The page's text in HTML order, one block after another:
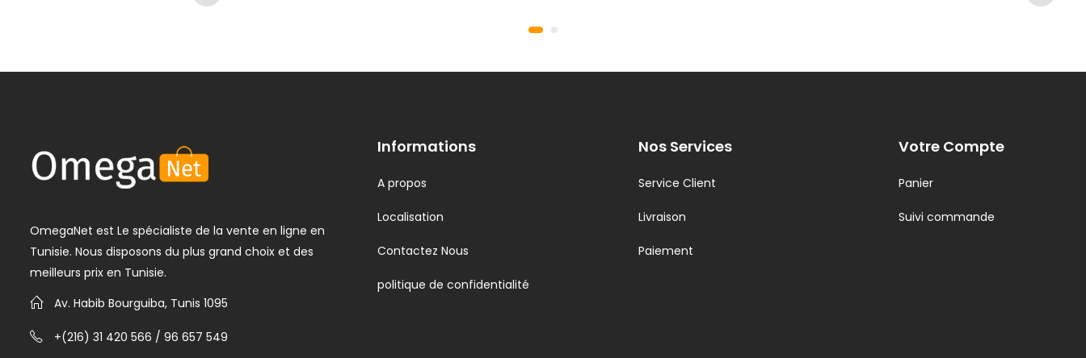
OmegaNet est Le spécialiste de la vente en ligne en
Tunisie. Nous disposons du plus grand choix et des
meilleurs prix en Tunisie.
Av. Habib Bourguiba, Tunis 1095
+(216) 31 420 566 / 96 657 549
Informations
A propos
Localisation
Contactez Nous
politique de confidentialité
Nos Services
Service Client
Livraison
Paiement
Votre Compte
Panier
Suivi commande